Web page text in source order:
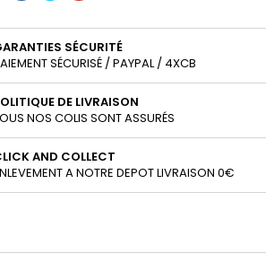
SÉCURITÉ
SÉCURISÉ / PAYPAL / 4XCB
DE LIVRAISON
NOS COLIS SONT ASSURÉS
AND COLLECT
A NOTRE DEPOT LIVRAISON 0€